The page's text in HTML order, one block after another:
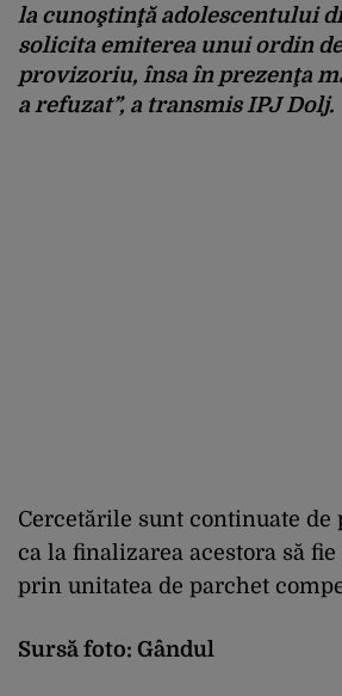
la cunoştinţă adolescentului
solicita emiterea unui ordin
provizoriu, însa în prezenţa
a refuzat”, a transmis IPJ Dolj.
Cercetările sunt continuate de
ca la finalizarea acestora să
prin unitatea de parchet
Sursă foto: Gândul